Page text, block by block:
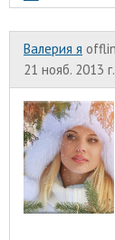
Валерия я
21 нояб. 2013